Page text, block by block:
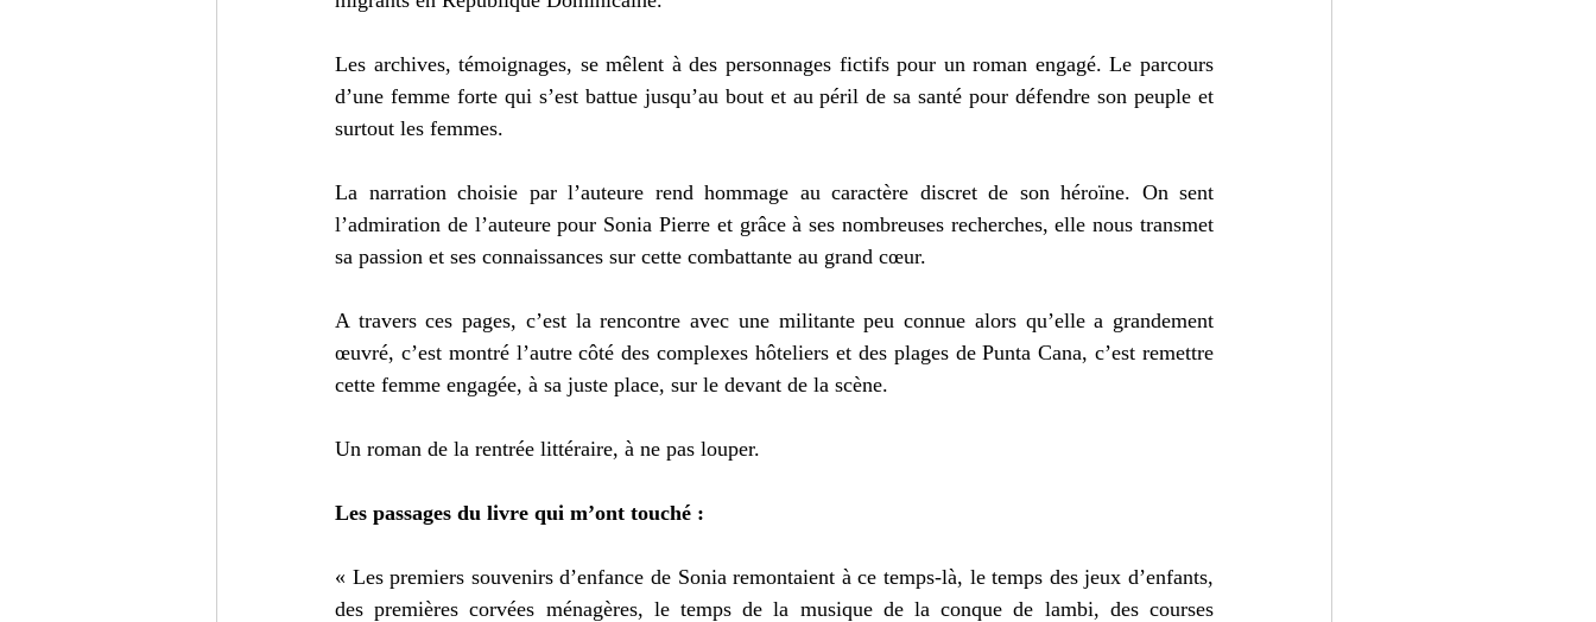
Les archives, témoignages, se mêlent à des personnages fictifs pour un roman engagé. Le parcours
d’une femme forte qui s’est battue jusqu’au bout et au péril de sa santé pour défendre son peuple et
surtout les femmes.
La narration choisie par l’auteure rend hommage au caractère discret de son héroïne. On sent
l’admiration de l’auteure pour Sonia Pierre et grâce à ses nombreuses recherches, elle nous transmet
sa passion et ses connaissances sur cette combattante au grand cœur.
A travers ces pages, c’est la rencontre avec une militante peu connue alors qu’elle a grandement
œuvré, c’est montré l’autre côté des complexes hôteliers et des plages de Punta Cana, c’est remettre
cette femme engagée, à sa juste place, sur le devant de la scène.
Un roman de la rentrée littéraire, à ne pas louper.
Les passages du livre qui m’ont touché :
« Les premiers souvenirs d’enfance de Sonia remontaient à ce temps-là, le temps des jeux d’enfants,
des premières corvées ménagères, le temps de la musique de la conque de lambi, des courses